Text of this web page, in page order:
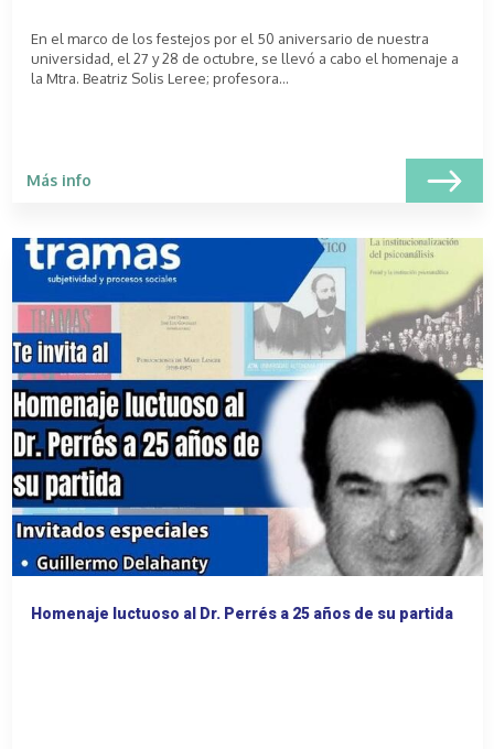
En el marco de los festejos por el 50 aniversario de nuestra
universidad, el 27 y 28 de octubre, se llevó a cabo el homenaje a
la Mtra. Beatriz Solis Leree; profesora...
Más info
Homenaje luctuoso al Dr. Perrés a 25 años de su partida